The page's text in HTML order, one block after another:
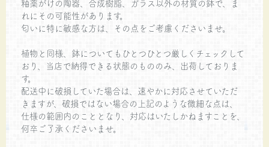
釉薬がけの陶器、合成樹脂、ガラス以外の材質の鉢で、ま
れにその可能性があります。
匂いに特に敏感な方は、その点をご考慮くださいませ。
植物と同様、鉢についてもひとつひとつ厳しくチェックして
おり、当店で納得できる状態のもののみ、出荷しておりま
す。
配送中に破損していた場合は、速やかに対応させていただ
きますが、破損ではない場合の上記のような微細な点は、
仕様の範囲内のこととなり、対応はいたしかねますことを、
何卒ご了承くださいませ。